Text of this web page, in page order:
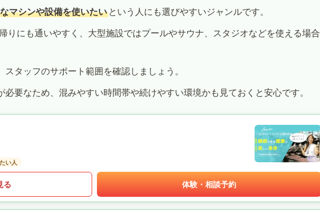
マシンや設備を使いたい という人にも選びやすいジャンルです。
りにも通いやすく、大型施設ではプールやサウナ、スタジオなどを使える場合
タッフのサポート範囲を確認しましょう。
要なため、混みやすい時間帯や続けやすい環境かも見ておくと安心です。
い人
る 体験・相談予約